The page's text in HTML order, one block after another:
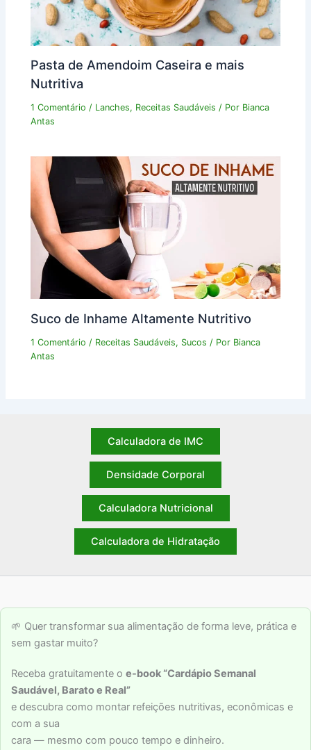
Pasta de Amendoim Caseira e mais
Nutritiva
1 Comentário / Lanches, Receitas Saudáveis / Por Bianca
Antas
Suco de Inhame Altamente Nutritivo
1 Comentário / Receitas Saudáveis, Sucos / Por Bianca
Antas
Calculadora de IMC
Densidade Corporal
Calculadora Nutricional
Calculadora de Hidratação
🌱 Quer transformar sua alimentação de forma leve, prática e
sem gastar muito?
Receba gratuitamente o e-book “Cardápio Semanal
Saudável, Barato e Real”
e descubra como montar refeições nutritivas, econômicas e
com a sua
cara — mesmo com pouco tempo e dinheiro.